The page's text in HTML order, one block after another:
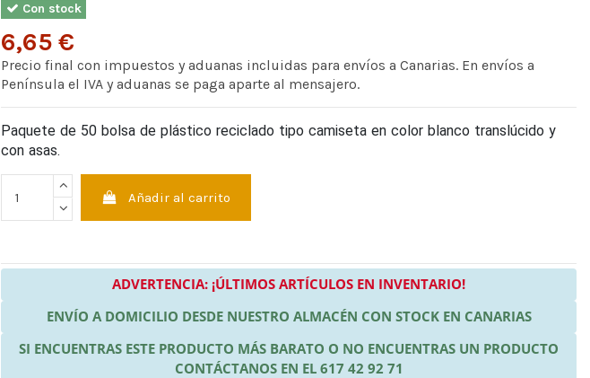
Con stock
6,65 €
Precio final con impuestos y aduanas incluidas para envíos a Canarias. En envíos a
Península el IVA y aduanas se paga aparte al mensajero.
Paquete de 50 bolsa de plástico reciclado tipo camiseta en color blanco translúcido y
con asas.
Añadir al carrito
ADVERTENCIA: ¡ÚLTIMOS ARTÍCULOS EN INVENTARIO!
ENVÍO A DOMICILIO DESDE NUESTRO ALMACÉN CON STOCK EN CANARIAS
SI ENCUENTRAS ESTE PRODUCTO MÁS BARATO O NO ENCUENTRAS UN PRODUCTO
CONTÁCTANOS EN EL 617 42 92 71